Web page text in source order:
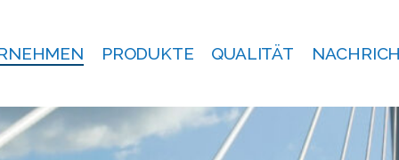
PRODUKTE QUALITÄT